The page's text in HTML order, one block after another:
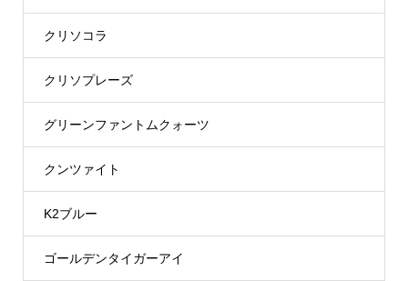
クリソコラ
クリソプレーズ
グリーンファントムクォーツ
クンツァイト
K2ブルー
ゴールデンタイガーアイ